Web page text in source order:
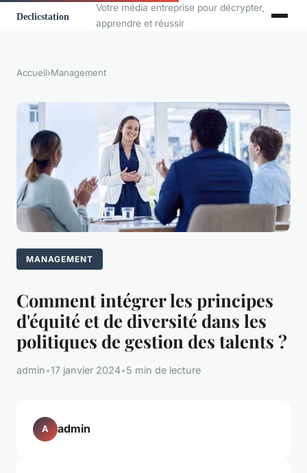
Votre média entreprise pour décrypter,
apprendre et réussir
Accueil›Management
MANAGEMENT
Comment intégrer les principes
d'équité et de diversité dans les
politiques de gestion des talents ?
admin•17 janvier 2024•5 min de lecture
A admin